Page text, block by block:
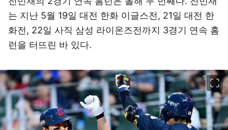
는 지난 5월 19일 대전 한화 이글스전, 21일 대전 한
화전, 22일 사직 삼성 라이온즈전까지 3경기 연속 홈
런을 터뜨린 바 있다.